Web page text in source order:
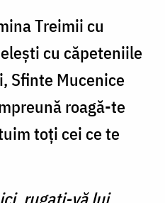
Treimii cu
cu căpeteniile
Sfinte Mucenice
roagă-te
toţi cei ce te